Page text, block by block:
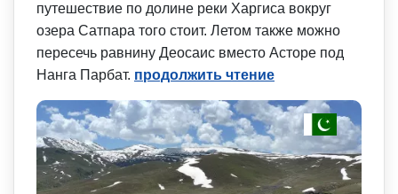
путешествие по долине реки Харгиса вокруг
озера Сатпара того стоит. Летом также можно
пересечь равнину Деосаис вместо Асторе под
Нанга Парбат. продолжить чтение